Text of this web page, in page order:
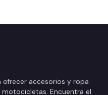
ofrecer accesorios y ropa
Encuentra el